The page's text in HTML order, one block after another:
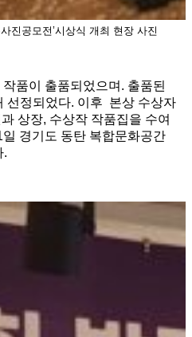
진공모전’시상식 개최 현장 사진
품이 출품되었으며. 출품된
선정되었다. 이후 본상 수상자
상장, 수상작 작품집을 수여
경기도 동탄 복합문화공간
.